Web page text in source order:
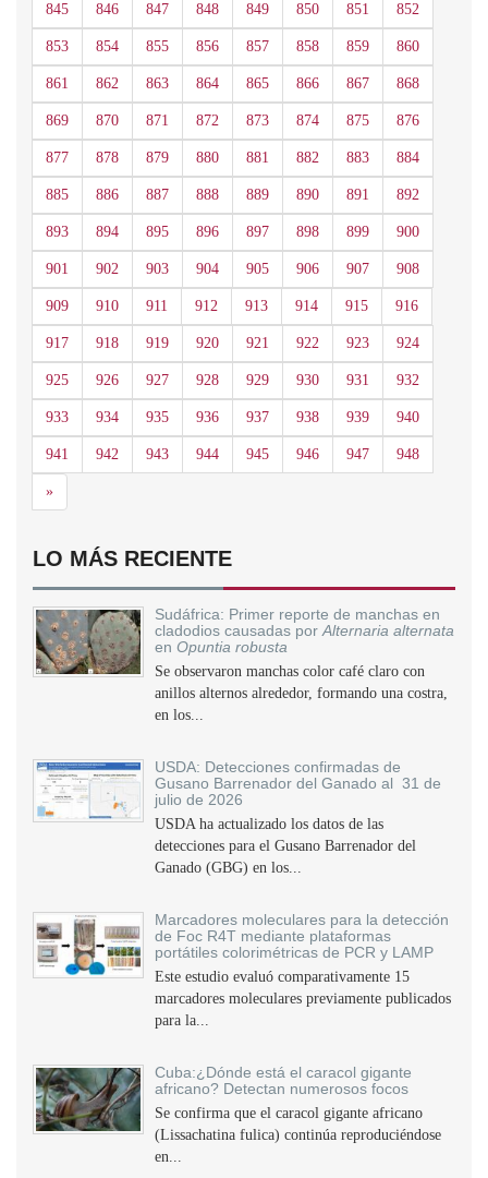
845 846 847 848 849 850 851 852
853 854 855 856 857 858 859 860
861 862 863 864 865 866 867 868
869 870 871 872 873 874 875 876
877 878 879 880 881 882 883 884
885 886 887 888 889 890 891 892
893 894 895 896 897 898 899 900
901 902 903 904 905 906 907 908
909 910 911 912 913 914 915 916
917 918 919 920 921 922 923 924
925 926 927 928 929 930 931 932
933 934 935 936 937 938 939 940
941 942 943 944 945 946 947 948
»Siguiente
LO MÁS RECIENTE
Sudáfrica: Primer reporte de manchas en
cladodios causadas por Alternaria alternata
en Opuntia robusta
Se observaron manchas color café claro con
anillos alternos alrededor, formando una costra,
en los...
USDA: Detecciones confirmadas de
Gusano Barrenador del Ganado al 31 de
julio de 2026
USDA ha actualizado los datos de las
detecciones para el Gusano Barrenador del
Ganado (GBG) en los...
Marcadores moleculares para la detección
de Foc R4T mediante plataformas
portátiles colorimétricas de PCR y LAMP
Este estudio evaluó comparativamente 15
marcadores moleculares previamente publicados
para la...
Cuba:¿Dónde está el caracol gigante
africano? Detectan numerosos focos
Se confirma que el caracol gigante africano
(Lissachatina fulica) continúa reproduciéndose
en...